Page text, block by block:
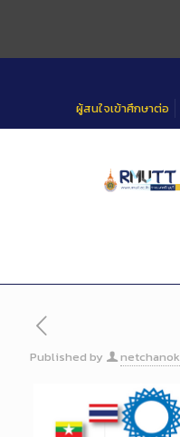
ผู้สนใจเข้าศึกษาต่อ
Published by netchanok